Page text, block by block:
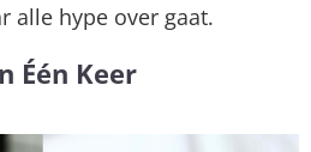
alle hype over gaat.
Één Keer